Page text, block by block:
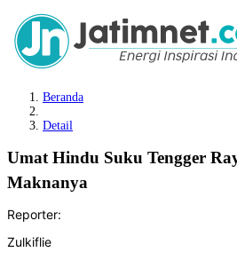
Beranda
Detail
Umat Hindu Suku Tengger
Maknanya
Reporter:
Zulkiflie